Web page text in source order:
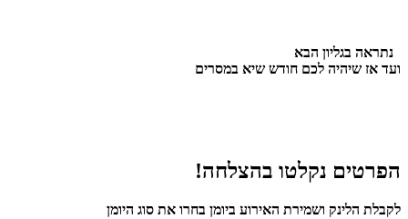
נתראה בגליון הבא
ועד אז שיהיה לכם חודש שיא במסרים
הפרטים נקלטו בהצלחה!
לקבלת הלינק ושמירת האירוע ביומן בחרו את סוג היומן